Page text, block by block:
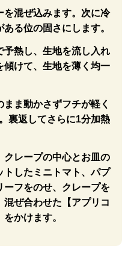
を混ぜ込みます。次に冷
る位の固さにします。
予熱し、生地を流し入れ
傾けて、生地を薄く均一
まま動かさずフチが軽く
裏返してさらに1分加熱
クレープの中心とお皿の
トしたミニトマト、パプ
ーフをのせ、クレープを
混ぜ合わせた【アプリコ
かけます。